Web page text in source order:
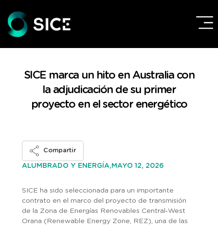
SICE marca un hito en Australia con
la adjudicación de su primer
proyecto en el sector energético
ALUMBRADO Y ENERGÍA,MAYO 12, 2026
Compartir
SICE ha sido seleccionada para un importante
contrato en el marco del proyecto de transmisión
de la Zona de Energías Renovables Central‑West
Orana (Renewable Energy Zone, REZ), una de las